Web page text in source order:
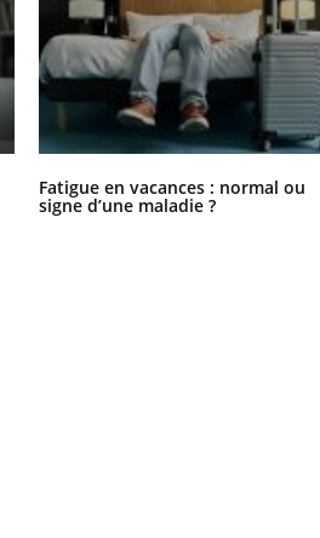
Fatigue en vacances : normal ou
signe d’une maladie ?